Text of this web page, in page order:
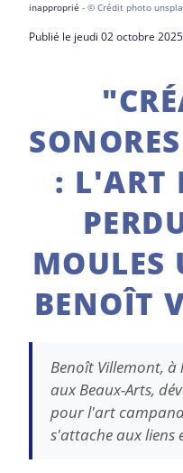
inapproprié - © Crédit photo
Publié le jeudi 02 octobre
: L'ART
MOULES
BENOÎT
Benoît Villemont, à
aux Beaux-Arts,
pour l'art
s'attache aux liens